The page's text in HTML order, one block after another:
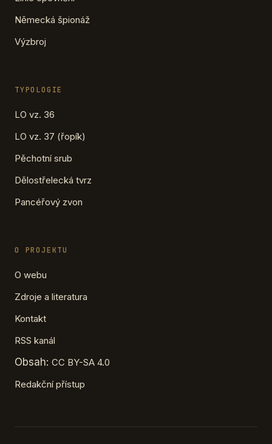
Německá špionáž
Výzbroj
TYPOLOGIE
LO vz. 36
LO vz. 37 (řopík)
Pěchotní srub
Dělostřelecká tvrz
Pancéřový zvon
O PROJEKTU
O webu
Zdroje a literatura
Kontakt
RSS kanál
Obsah: CC BY-SA 4.0
Redakční přístup